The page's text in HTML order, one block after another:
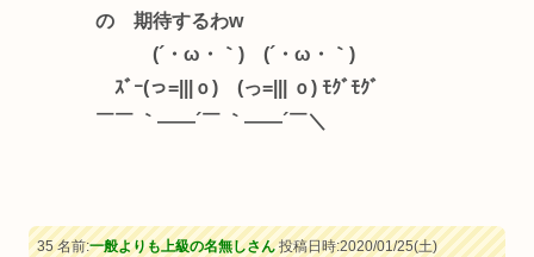
の 期待するわw
(´・ω・｀) (´・ω・｀)
ｽﾞｰ(っ=|||ｏ) (っ=||| ｏ) ﾓｸﾞﾓｸﾞ
￣￣ ｀――´￣ ｀――´￣＼
35 名前:一般よりも上級の名無しさん投稿日時:2020/01/25(土)